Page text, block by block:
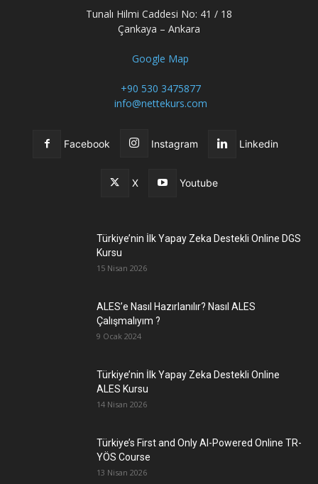
Tunalı Hilmi Caddesi No: 41 / 18
Çankaya – Ankara
Google Map
+90 530 3475877
info@nettekurs.com
Facebook Instagram Linkedin
X Youtube
Türkiye’nin İlk Yapay Zeka Destekli Online DGS
Kursu
15 Nisan 2026
ALES’e Nasıl Hazırlanılır? Nasıl ALES
Çalışmalıyım ?
9 Ocak 2024
Türkiye’nin İlk Yapay Zeka Destekli Online
ALES Kursu
14 Nisan 2026
Türkiye’s First and Only AI-Powered Online TR-
YÖS Course
13 Nisan 2026